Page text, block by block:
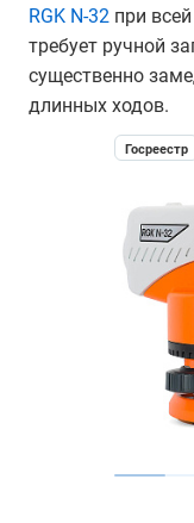
RGK N-32 при
требует ручной
существенно
длинных ходов.
Госреестр